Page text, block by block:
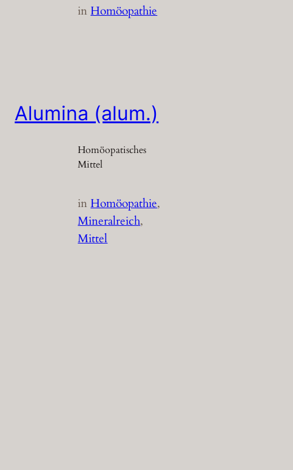
inHomöopathie
Alumina (alum.)
Homöopatisches
Mittel
inHomöopathie
Mineralreich
Mittel